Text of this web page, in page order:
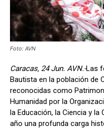
Foto: AVN
Caracas, 24 Jun. AVN.-Las
Bautista en la población de
reconocidas como
Humanidad por la
la Educación, la Ciencia y
año una profunda carga